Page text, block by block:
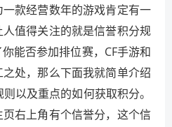
款经营数年的游戏肯定有一
值得关注的就是信誉积分规
能否参加排位赛，CF手游和
处，那么下面我就简单介绍
以及重点的如何获取积分。
右上角有个信誉分，这个信